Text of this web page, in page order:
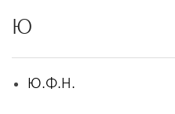
Ю
Ю.Ф.Н.